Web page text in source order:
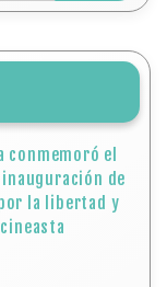
conmemoró el
de
la libertad y